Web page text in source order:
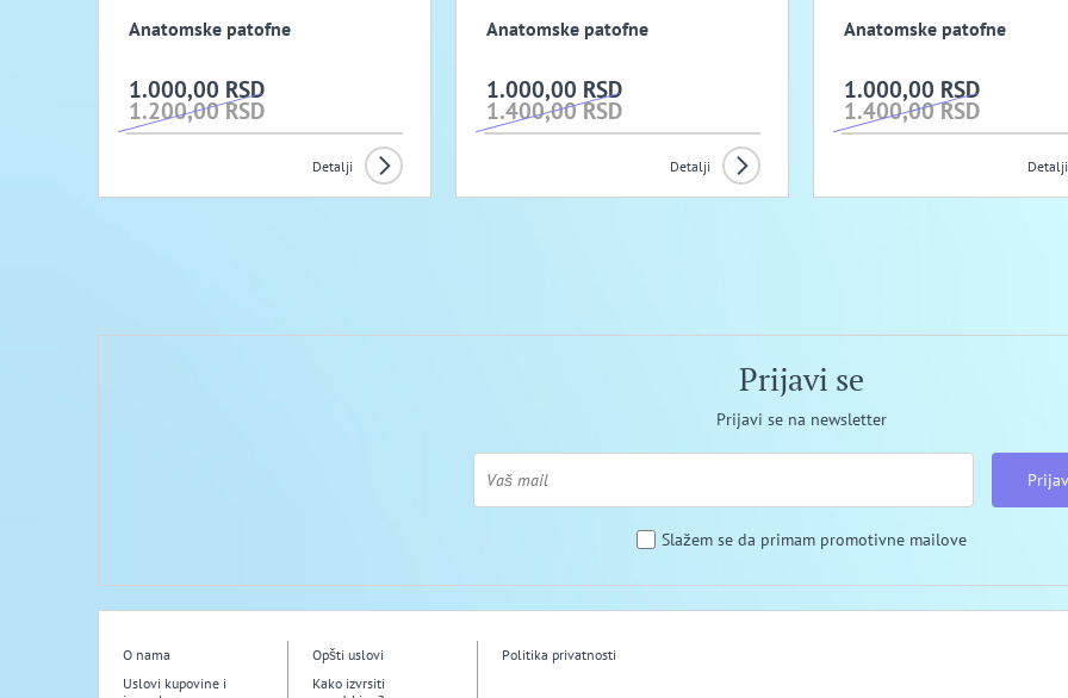
Anatomske patofne
1.000,00 RSD
1.200,00 RSD
Detalji
Anatomske patofne
1.000,00 RSD
1.400,00 RSD
Detalji
Anatomske patofne
1.000,00 RSD
1.400,00 RSD
Detalji
Prijavi se
Prijavi se na newsletter
Slažem se da primam promotivne mailove
O nama Opšti uslovi
Politika privatnosti
Uslovi kupovine i
Kako izvrsiti